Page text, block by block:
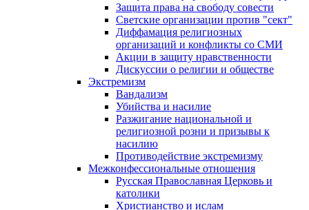
Защита права на свободу совести
Светские организации против "сект"
Диффамация религиозных
организаций и конфликты со СМИ
Акции в защиту нравственности
Дискуссии о религии и обществе
Экстремизм
Вандализм
Убийства и насилие
Разжигание национальной и
религиозной розни и призывы к
насилию
Противодействие экстремизму
Межконфессиональные отношения
Русская Православная Церковь и
католики
Христианство и ислам